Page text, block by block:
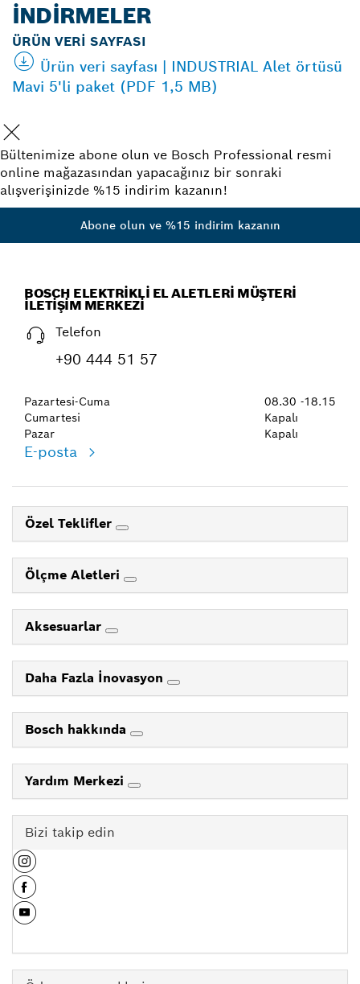
İNDIRMELER
ÜRÜN VERI SAYFASI
Ürün veri sayfası | INDUSTRIAL Alet örtüsü
Mavi 5'li paket (PDF 1,5 MB)
Bültenimize abone olun ve Bosch Professional resmi
online mağazasından yapacağınız bir sonraki
alışverişinizde %15 indirim kazanın!
Abone olun ve %15 indirim kazanın
BOSCH ELEKTRIKLI EL ALETLERI MÜŞTERI
İLETIŞIM MERKEZI
Telefon
+90 444 51 57
Pazartesi-Cuma
Cumartesi
Pazar
08.30 -18.15
Kapalı
Kapalı
E-posta
Özel Teklifler
Ölçme Aletleri
Aksesuarlar
Daha Fazla İnovasyon
Bosch hakkında
Yardım Merkezi
Bizi takip edin